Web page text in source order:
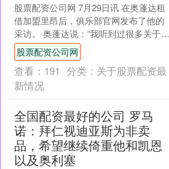
股票配资公司网 7月29日讯 在奥蓬达租
借加盟里昂后，俱乐部官网发布了他的
采访。 奥蓬达说：“我听到过很多关于这
家俱乐部和这座城市的正面评价。我和
主教练进行了非....
股票配资公司网
查看： 191 分类： 关于股票配资最
新情况
全国配资最好的公司 罗马
诺：拜仁视迪亚斯为非卖
品，希望继续倚重他和凯恩
以及奥利塞